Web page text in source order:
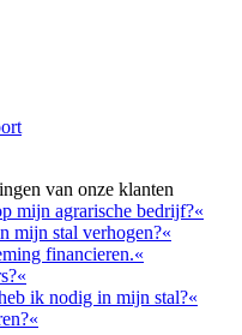
van onze klanten
mijn agrarische bedrijf?«
mijn stal verhogen?«
financieren.«
ik nodig in mijn stal?«